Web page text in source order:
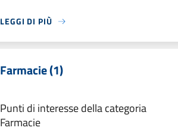
LEGGI DI PIÙ
Farmacie (1)
Punti di interesse della categoria
Farmacie